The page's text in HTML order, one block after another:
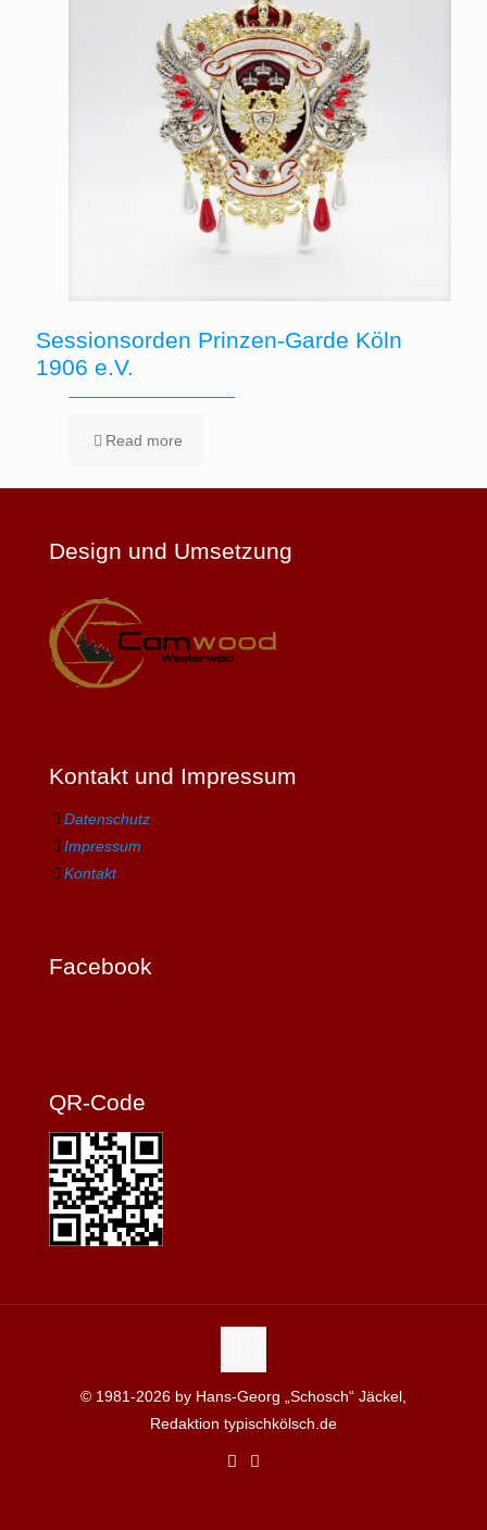
Sessionsorden Prinzen-Garde Köln
1906 e.V.
Read more
Design und Umsetzung
Kontakt und Impressum
Datenschutz
Impressum
Kontakt
Facebook
QR-Code
© 1981-2026 by Hans-Georg „Schosch“ Jäckel,
Redaktion typischkölsch.de